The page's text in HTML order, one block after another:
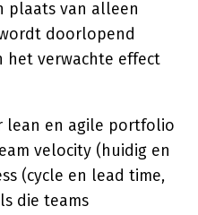
plaats van alleen
doorlopend
het verwachte effect
lean en agile portfolio
velocity (huidig en
(cycle en lead time,
die teams